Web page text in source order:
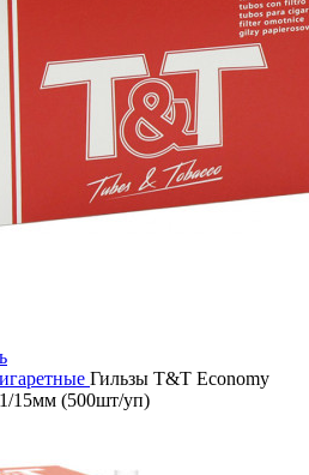
Гильзы T&T Economy
15мм (500шт/уп)